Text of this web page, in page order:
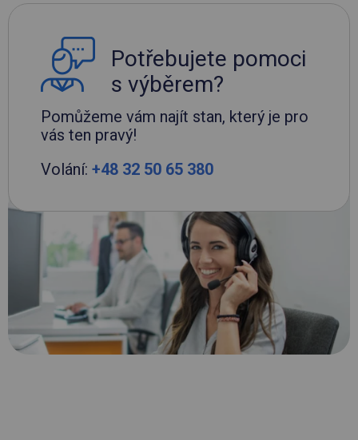
Potřebujete pomoci
s výběrem?
Pomůžeme vám najít stan, který je pro
vás ten pravý!
Volání: +48 32 50 65 380